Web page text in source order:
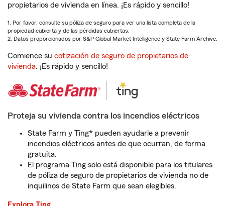
propietarios de vivienda en línea. ¡Es rápido y sencillo!
1. Por favor, consulte su póliza de seguro para ver una lista completa de la
propiedad cubierta y de las pérdidas cubiertas.
2. Datos proporcionados por S&P Global Market Intelligence y State Farm Archive.
Comience su cotización de seguro de propietarios de
vivienda. ¡Es rápido y sencillo!
Proteja su vivienda contra los incendios eléctricos
State Farm y Ting* pueden ayudarle a prevenir
incendios eléctricos antes de que ocurran, de forma
gratuita.
El programa Ting solo está disponible para los titulares
de póliza de seguro de propietarios de vivienda no de
inquilinos de State Farm que sean elegibles.